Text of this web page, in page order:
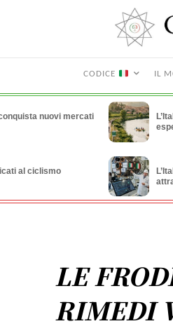
CODICE IL
nuovi mercati
al ciclismo
LE
RIMEDI